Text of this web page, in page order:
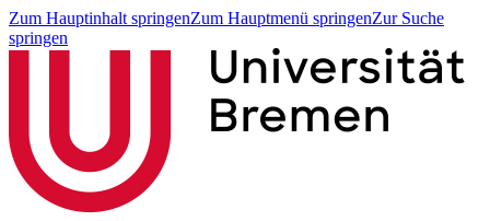
Zum Hauptinhalt springenZum Hauptmenü springenZur Suche
springen